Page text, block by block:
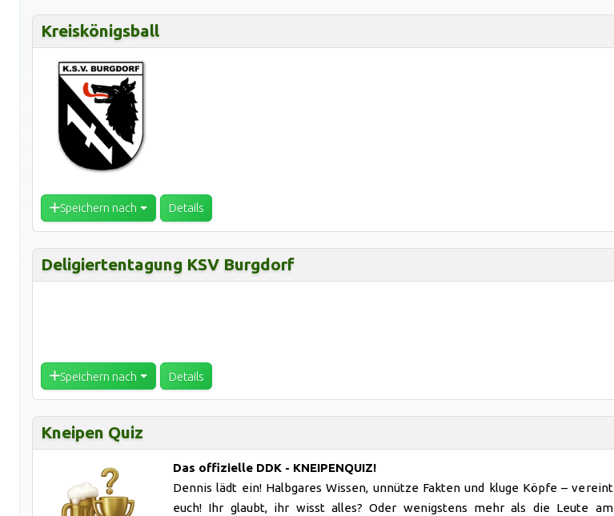
Kreiskönigsball
Speichern nach Details
Deligiertentagung KSV Burgdorf
Speichern nach Details
Kneipen Quiz
Das offizielle DDK - KNEIPENQUIZ!
Dennis lädt ein! Halbgares Wissen, unnütze Fakten und kluge Köpfe – vereint
euch! Ihr glaubt, ihr wisst alles? Oder wenigstens mehr als die Leute am